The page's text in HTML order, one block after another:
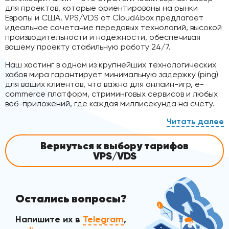
для проектов, которые ориентированы на рынки
Европы и США. VPS/VDS от Cloud4box предлагает
идеальное сочетание передовых технологий, высокой
производительности и надежности, обеспечивая
вашему проекту стабильную работу 24/7.
Наш хостинг в одном из крупнейших технологических
хабов мира гарантирует минимальную задержку (ping)
для ваших клиентов, что важно для онлайн-игр, e-
commerce платформ, стриминговых сервисов и любых
веб-приложений, где каждая миллисекунда на счету.
Благодаря размещению в дата-центрах Лондона, мы
максимальную надежность. Используя NVMe-диски,
которые в разы превосходят по скорости
традиционные накопители, мы гарантируем, что ваш
виртуальный сервер будет работать без сбоев,
обеспечивая мгновенный доступ к данным и быструю
Стратегическое размещение и
Вернуться к выбору тарифов
VPS/VDS
Остались вопросы?
Напишите их в Telegram,